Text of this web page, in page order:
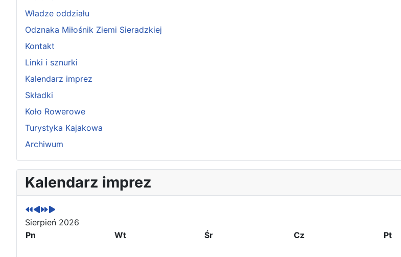
Władze oddziału
Odznaka Miłośnik Ziemi Sieradzkiej
Kontakt
Linki i sznurki
Kalendarz imprez
Składki
Koło Rowerowe
Turystyka Kajakowa
Archiwum
Kalendarz imprez
P
o
p
r
z
e
P
o
p
r
z
e
N
a
s
t
ę
N
a
s
t
ę
Sierpień 2026
Pn
Wt Śr Cz Pt